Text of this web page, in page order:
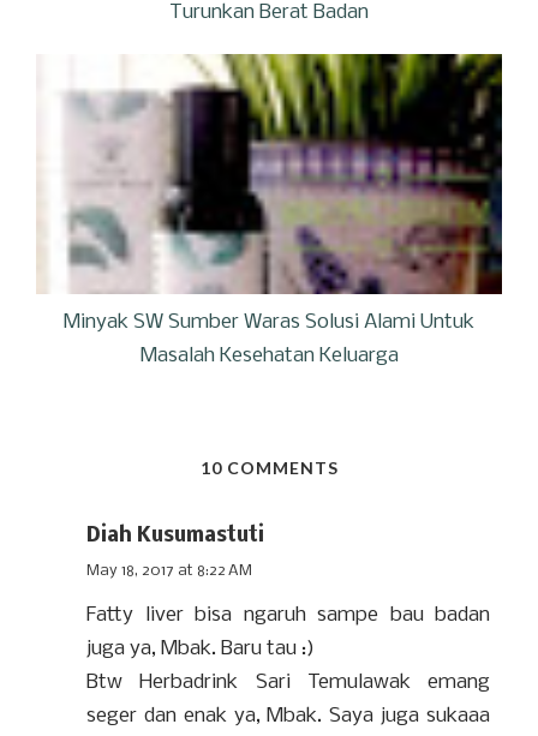
Turunkan Berat Badan
Minyak SW Sumber Waras Solusi Alami Untuk
Masalah Kesehatan Keluarga
10 COMMENTS
Diah Kusumastuti
May 18, 2017 at 8:22 AM
Fatty liver bisa ngaruh sampe bau badan
juga ya, Mbak. Baru tau :)
Btw Herbadrink Sari Temulawak emang
seger dan enak ya, Mbak. Saya juga sukaaa